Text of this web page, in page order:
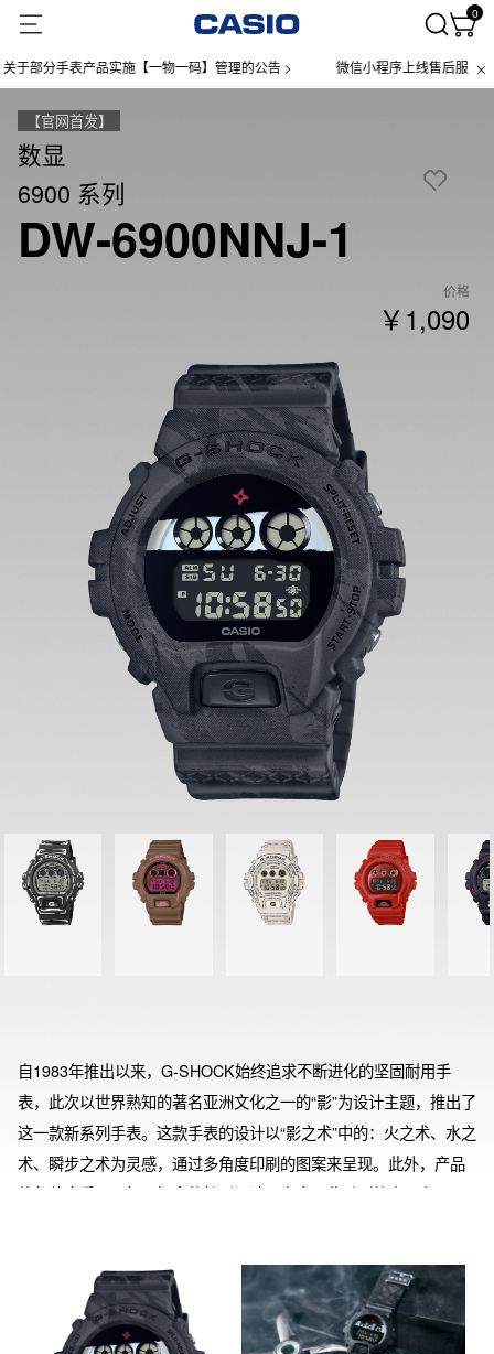
0
分手表产品实施【一物一码】管理的公告 > 微信小程序上线售后服务公告 >
【官网首发】
数显
6900 系列
DW-6900NNJ-1
价格
￥1,090
自1983年推出以来，G-SHOCK始终追求不断进化的坚固耐用手
表，此次以世界熟知的著名亚洲文化之一的“影”为设计主题，推出了
这一款新系列手表。这款手表的设计以“影之术”中的：火之术、水之
术、瞬步之术为灵感，通过多角度印刷的图案来呈现。此外，产品
的包装也采用了相同概念的特别设计，突出了此系列的产品主题。